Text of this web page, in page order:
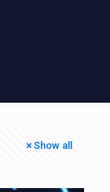
Show all